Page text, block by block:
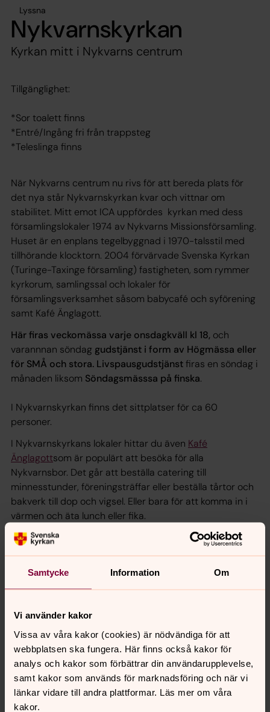
Samtycke Information Om
Vi använder kakor
Vissa av våra kakor (cookies) är nödvändiga för att
webbplatsen ska fungera. Här finns också kakor för
analys och kakor som förbättrar din användarupplevelse,
samt kakor som används för marknadsföring och när vi
länkar vidare till andra plattformar. Läs mer om våra
kakor.
Lyssna
Nykvarnskyrkan
Kyrkan mitt i Nykvarns centrum
Tillgänglighet:
*Sor toalett finns
*Entré/Ingång fri från trappsteg
*Teleslinga finns
När Nykvarns centrum nu rivs för att bereda plats för
det nya står Nykvarnskyrkan kvar och vittnar om
stabilitet. Mitt emot ICA uppfördes kyrkan med dess
församlingslokaler 1974 av Nykvarns Missionsförsamling.
Huset är en enplans tegelbyggnad i 1970-talsstil med
tillhörande klocktorn. 2004 förvärvade Svenska Kyrkan
(Turinge-Taxinge församling) fastigheten, som rymmer
kyrkorum, samlingssal och lokaler för
församlingsverksamhet såsom babycafé och syförening
samt Kafé Änglagott.
Här firas veckomässa varje onsdagkväll kl 18, och
varannnan söndag gudstjänst i form av Högmässa eller
för SMÅ och stora. Livspausgudstjänstfiras en söndag i
månaden liksom Söndagsmässsa på finska.
I Nykvarnskyrkan finns det sittplatser för ca 60
personer.
I Nykvarnskyrkans lokaler hittar du även Kafé
Änglagottsom är populärt att besöka för alla
Nykvarnsbor. Det går att beställa catering till
minnesstunder, föreningsträffar eller beställa tårtor och
bakverk till dop och vigsel. Eller bara för att komma in i
värmen och äta lunch eller fika.
Hitta hit(karta från Google, öppnas i nytt fönster)
Följ skyltar mot Nykvarns centrum.
Kontakta oss!
Vill du boka ett dop, vigsel eller prata med en
präst/diakon? Har du frågor om gravar eller undrar något
om våra verksamheter? Eller vill du ha kontakt med vårt
Kafé Änglagott som erbjuder bakverk och även matigare
rätter? Välkommen att höra av dig!